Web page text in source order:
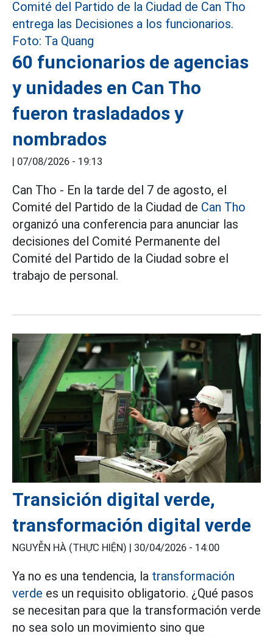
60 funcionarios de agencias
y unidades en Can Tho
fueron trasladados y
nombrados
| 07/08/2026 - 19:13
Can Tho - En la tarde del 7 de agosto, el
Comité del Partido de la Ciudad de Can Tho
organizó una conferencia para anunciar las
decisiones del Comité Permanente del
Comité del Partido de la Ciudad sobre el
trabajo de personal.
Transición digital verde,
transformación digital verde
NGUYỄN HÀ (THỰC HIỆN) | 30/04/2026 - 14:00
Ya no es una tendencia, la transformación
verde es un requisito obligatorio. ¿Qué pasos
se necesitan para que la transformación verde
no sea solo un movimiento sino que